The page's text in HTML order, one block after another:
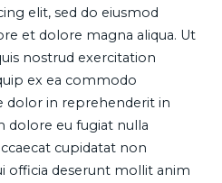
elit, sed do eiusmod
et dolore magna aliqua. Ut
nostrud exercitation
ex ea commodo
dolor in reprehenderit in
dolore eu fugiat nulla
cupidatat non
officia deserunt mollit anim